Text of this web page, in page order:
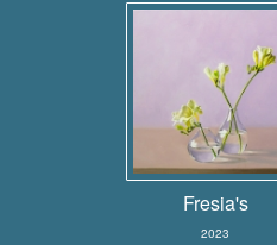
Fresia's
2023